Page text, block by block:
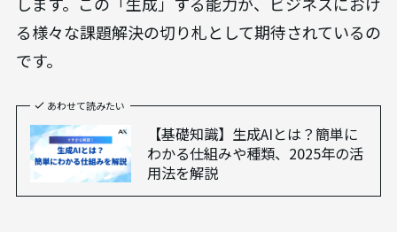
る様々な課題解決の切り札として期待されているの
です。
あわせて読みたい
【基礎知識】生成AIとは？簡単に
わかる仕組みや種類、2025年の活
用法を解説